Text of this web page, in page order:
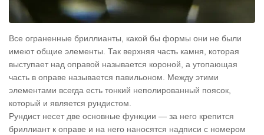
Все ограненные бриллианты, какой бы формы они не были
имеют общие элементы. Так верхняя часть камня, которая
выступает над оправой называется короной, а утопающая
часть в оправе называется павильоном. Между этими
элементами всегда есть тонкий неполированный поясок,
который и является рундистом.
Рундист несет две основные функции — за него крепится
бриллиант к оправе и на него наносятся надписи с номером